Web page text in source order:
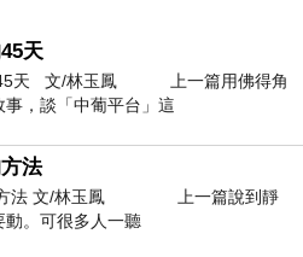
天
45天 文/林玉鳳 上一篇用佛得角
事，談「中葡平台」這
法
方法 文/林玉鳳 上一篇說到靜
動。可很多人一聽